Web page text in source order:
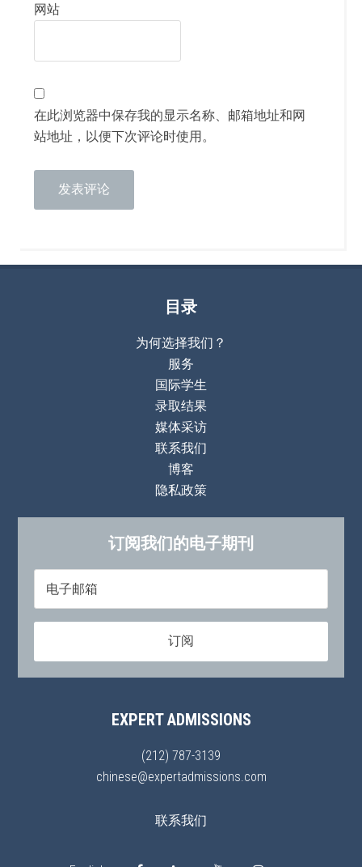
网站
在此浏览器中保存我的显示名称、邮箱地址和网
站地址，以便下次评论时使用。
目录
为何选择我们？
服务
国际学生
录取结果
媒体采访
联系我们
博客
隐私政策
订阅我们的电子期刊
EXPERT ADMISSIONS
(212) 787-3139
chinese@expertadmissions.com
联系我们